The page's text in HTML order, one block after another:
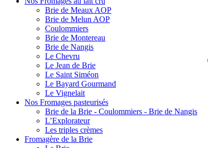
Brie de Meaux AOP
Brie de Melun AOP
Coulommiers
Brie de Montereau
Brie de Nangis
Le Chevru
Le Jean de Brie
Le Saint Siméon
Le Bayard Gourmand
Le Vignelait
Nos Fromages pasteurisés
Brie de la Brie - Coulommiers - Brie de Nangis
L’Explorateur
Les triples crèmes
Fromagère de la Brie